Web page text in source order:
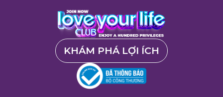
KHÁM PHÁ LỢI ÍCH